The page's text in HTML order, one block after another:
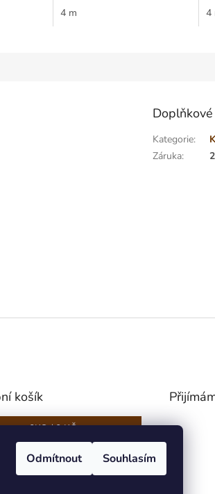
Odmítnout Souhlasím
dotyk okouzlí svou...
4 m 4
Kategorie:
Záruka:
košík
0KS /0 KČ